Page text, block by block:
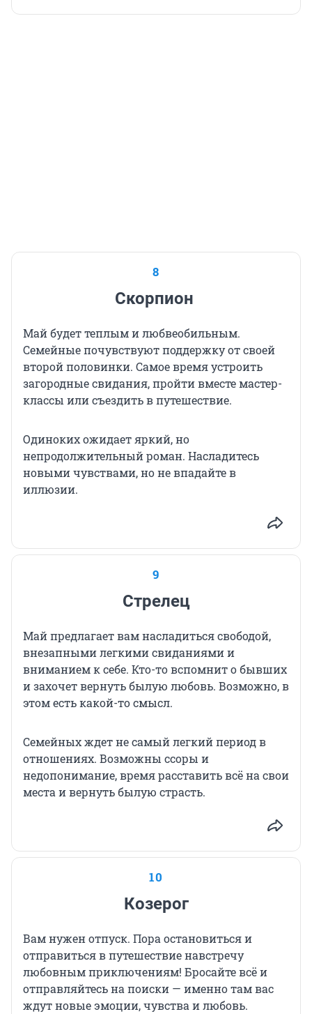
8
Скорпион
Май будет теплым и любвеобильным.
Семейные почувствуют поддержку от своей
второй половинки. Самое время устроить
загородные свидания, пройти вместе мастер-
классы или съездить в путешествие.
Одиноких ожидает яркий, но
непродолжительный роман. Насладитесь
новыми чувствами, но не впадайте в
иллюзии.
9
Стрелец
Май предлагает вам насладиться свободой,
внезапными легкими свиданиями и
вниманием к себе. Кто-то вспомнит о бывших
и захочет вернуть былую любовь. Возможно, в
этом есть какой-то смысл.
Семейных ждет не самый легкий период в
отношениях. Возможны ссоры и
недопонимание, время расставить всё на свои
места и вернуть былую страсть.
10
Козерог
Вам нужен отпуск. Пора остановиться и
отправиться в путешествие навстречу
любовным приключениям! Бросайте всё и
отправляйтесь на поиски — именно там вас
ждут новые эмоции, чувства и любовь.